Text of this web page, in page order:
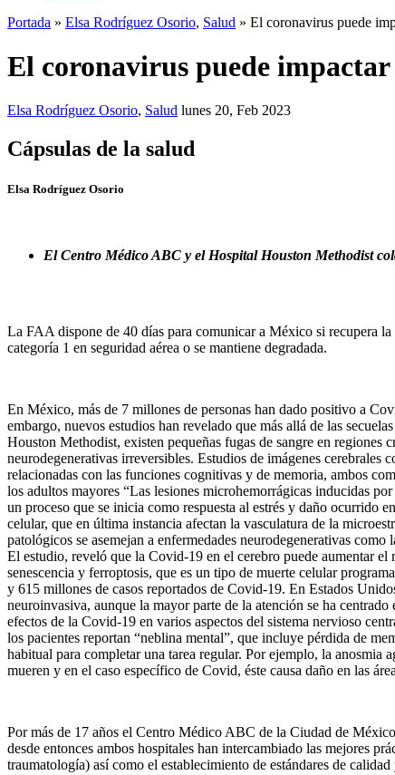
Portada » Elsa Rodríguez Osorio, Salud » El coronavirus puede
El coronavirus puede
Elsa Rodríguez Osorio, Salud lunes 20, Feb 2023
Cápsulas de la salud
Elsa Rodríguez Osorio
El Centro Médico ABC y el Hospital Houston Methodist
La FAA dispone de 40 días para comunicar a México si recupera la
categoría 1 en seguridad aérea o se mantiene degradada.
En México, más de 7 millones de personas han dado positivo a
embargo, nuevos estudios han revelado que más allá de las
Houston Methodist, existen pequeñas fugas de sangre en
neurodegenerativas irreversibles. Estudios de imágenes
relacionadas con las funciones cognitivas y de memoria, ambos
los adultos mayores “Las lesiones microhemorrágicas inducidas
un proceso que se inicia como respuesta al estrés y daño ocurrido
celular, que en última instancia afectan la vasculatura de la
patológicos se asemejan a enfermedades neurodegenerativas
El estudio, reveló que la Covid-19 en el cerebro puede aumentar el
senescencia y ferroptosis, que es un tipo de muerte celular
y 615 millones de casos reportados de Covid-19. En Estados
neuroinvasiva, aunque la mayor parte de la atención se ha
efectos de la Covid-19 en varios aspectos del sistema nervioso
los pacientes reportan “neblina mental”, que incluye pérdida de
habitual para completar una tarea regular. Por ejemplo, la
mueren y en el caso específico de Covid, éste causa daño en las
Por más de 17 años el Centro Médico ABC de la Ciudad de
desde entonces ambos hospitales han intercambiado las mejores
traumatología) así como el establecimiento de estándares de